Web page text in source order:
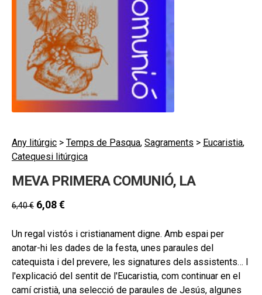
EL MEU COMPTE
CERCAR
CAT
ESP
Any litúrgic > Temps de Pasqua, Sagraments > Eucaristia,
Catequesi litúrgica
MEVA PRIMERA COMUNIÓ, LA
6,40€ 6,08€
Un regal vistós i cristianament digne. Amb espai per
anotar-hi les dades de la festa, unes paraules del
catequista i del prevere, les signatures dels assistents… I
l'explicació del sentit de l'Eucaristia, com continuar en el
camí cristià, una selecció de paraules de Jesús, algunes